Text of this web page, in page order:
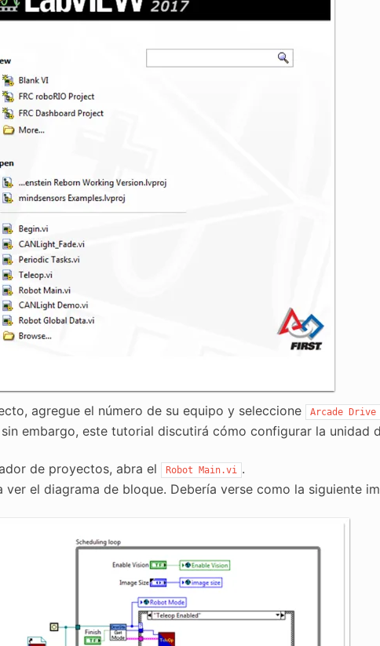
agregue el número de su equipo y seleccione Arcade Drive
embargo, este tutorial discutirá cómo configurar la unidad
de proyectos, abra el
Robot Main.vi .
el diagrama de bloque. Debería verse como la siguiente